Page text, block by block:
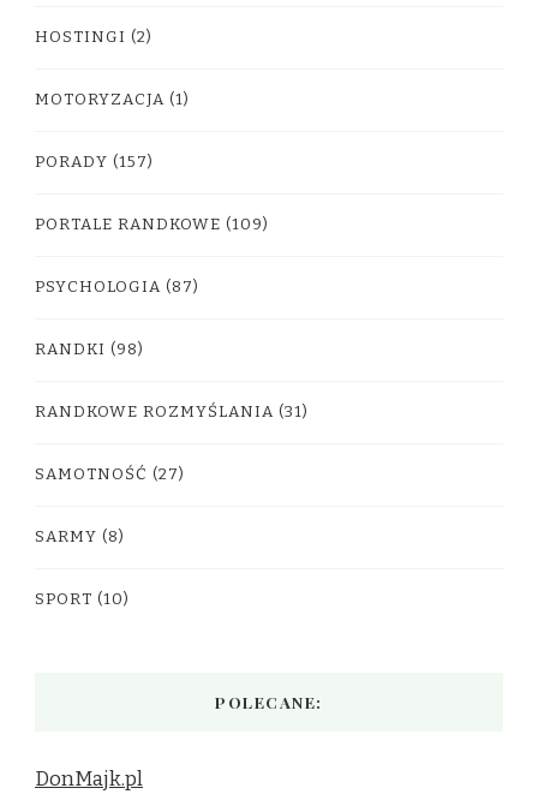
HOSTINGI (2)
MOTORYZACJA (1)
PORADY (157)
PORTALE RANDKOWE (109)
PSYCHOLOGIA (87)
RANDKI (98)
RANDKOWE ROZMYŚLANIA (31)
SAMOTNOŚĆ (27)
SARMY (8)
SPORT (10)
POLECANE:
DonMajk.pl